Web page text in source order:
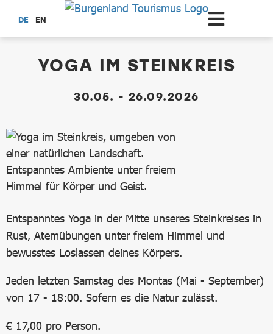
Zum Hauptinhalt springen
DE EN
YOGA IM STEINKREIS
30.05. - 26.09.2026
Entspanntes Yoga in der Mitte unseres Steinkreises in
Rust, Atemübungen unter freiem Himmel und
bewusstes Loslassen deines Körpers.
Jeden letzten Samstag des Montas (Mai - September)
von 17 - 18:00. Sofern es die Natur zulässt.
€ 17,00 pro Person.